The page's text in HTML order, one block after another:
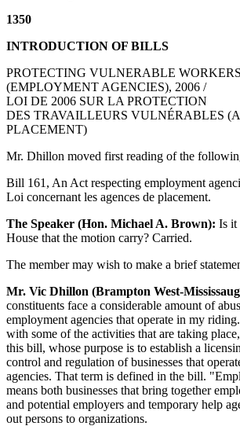
1350
INTRODUCTION OF BILLS
PROTECTING VULNERABLE
(EMPLOYMENT AGENCIES), 2006 /
LOI DE 2006 SUR LA PROTECTION
DES TRAVAILLEURS VULNÉRABLES
PLACEMENT)
Mr. Dhillon moved first reading of the
Bill 161, An Act respecting employment
Loi concernant les agences de placement.
The Speaker (Hon. Michael A. Brown): Is it
House that the motion carry? Carried.
The member may wish to make a brief
Mr. Vic Dhillon (Brampton West-
constituents face a considerable amount of
employment agencies that operate in my
with some of the activities that are taking
this bill, whose purpose is to establish a
control and regulation of businesses that
agencies. That term is defined in the bill.
means both businesses that bring together
and potential employers and temporary help
out persons to organizations.